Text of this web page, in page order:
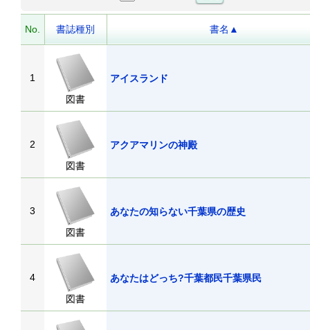
No. 書誌種別 書名▲
1
図書
アイスランド
2
図書
アクアマリンの神殿
3
図書
あなたの知らない千葉県の歴史
4
図書
あなたはどっち?千葉都民千葉県民